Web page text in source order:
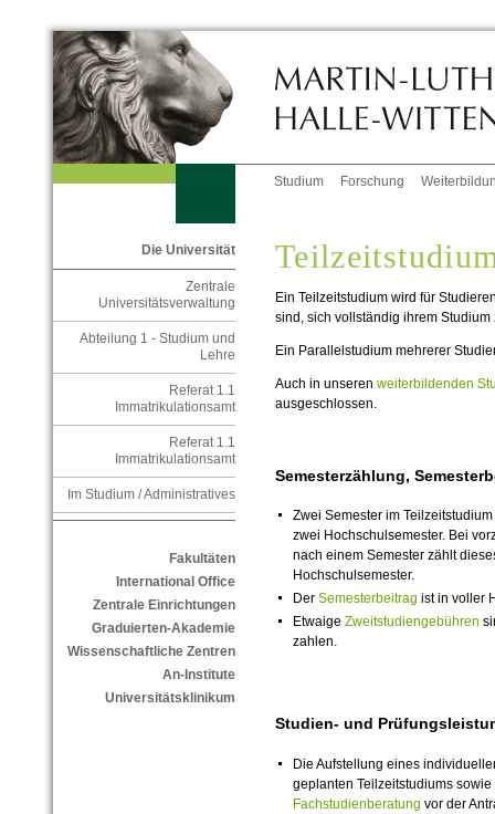
Studium Forschung
Die Universität
Zentrale
Universitätsverwaltung
Abteilung 1 - Studium und
Lehre
Referat 1.1
Immatrikulationsamt
Referat 1.1
Immatrikulationsamt
Im Studium / Administratives
Fakultäten
International Office
Zentrale Einrichtungen
Graduierten-Akademie
Wissenschaftliche Zentren
An-Institute
Universitätsklinikum
Ein Teilzeitstudium wird für
sind, sich vollständig ihrem Studium
Ein Parallelstudium mehrerer
Auch in unseren weiterbildenden
ausgeschlossen.
Semesterzählung,
Zwei Semester im
zwei Hochschulsemester. Bei
nach einem Semester zählt
Hochschulsemester.
Der Semesterbeitrag ist in voller
Etwaige Zweitstudiengebühren
zahlen.
Studien- und
Die Aufstellung eines
geplanten Teilzeitstudiums
Fachstudienberatung vor der